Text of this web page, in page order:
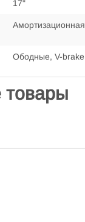
17"
Амортизационная
Ободные, V-brake
товары